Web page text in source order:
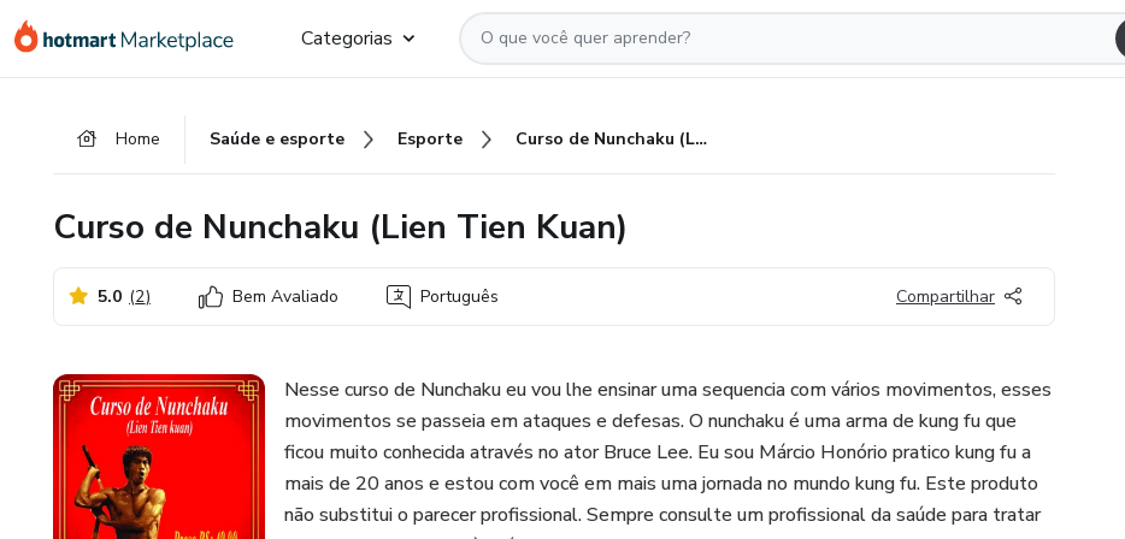
para
para
para
Categorias
Home Saúde e esporte Esporte Curso de Nunchaku (Lien Tien Kuan)
Curso de Nunchaku (Lien Tien Kuan)
5.0 (2) Bem Avaliado Português Compartilhar
Nesse curso de Nunchaku eu vou lhe ensinar uma sequencia com vários movimentos, esses
movimentos se passeia em ataques e defesas. O nunchaku é uma arma de kung fu que
ficou muito conhecida através no ator Bruce Lee. Eu sou Márcio Honório pratico kung fu a
mais de 20 anos e estou com você em mais uma jornada no mundo kung fu. Este produto
não substitui o parecer profissional. Sempre consulte um profissional da saúde para tratar